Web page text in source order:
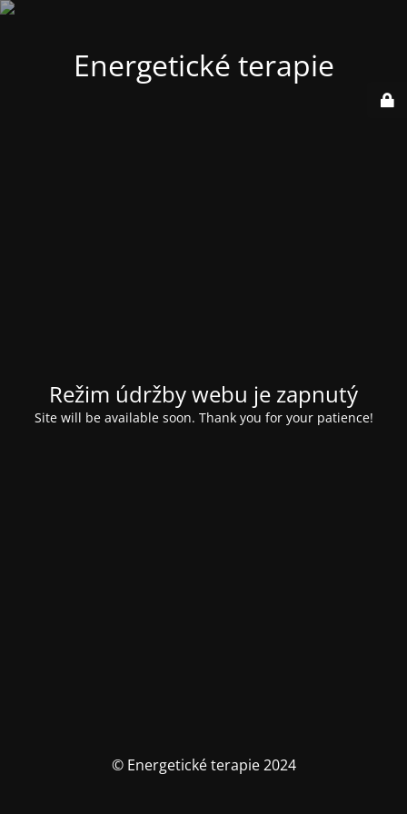
Energetické terapie
Režim údržby webu je zapnutý
Site will be available soon. Thank you for your patience!
© Energetické terapie 2024